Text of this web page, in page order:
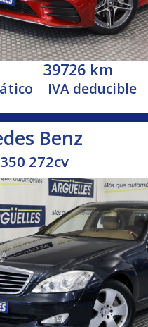
39726 km
IVA deducible
Benz
272cv